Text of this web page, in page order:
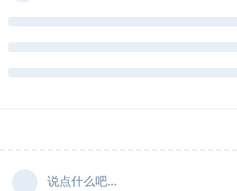
说点什么吧...